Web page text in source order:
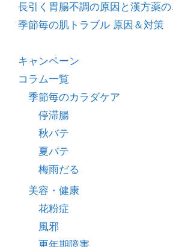
長引く胃腸不調の原因と漢方薬
季節毎の肌トラブル 原因＆対策
キャンペーン
コラム一覧
季節毎のカラダケア
停滞腸
秋バテ
夏バテ
梅雨だる
美容・健康
花粉症
風邪